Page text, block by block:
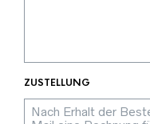
ZUSTELLUNG